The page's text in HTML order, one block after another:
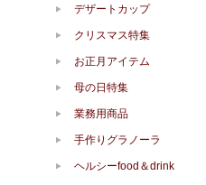
デザートカップ
クリスマス特集
お正月アイテム
母の日特集
業務用商品
手作りグラノーラ
ヘルシーfood＆drink